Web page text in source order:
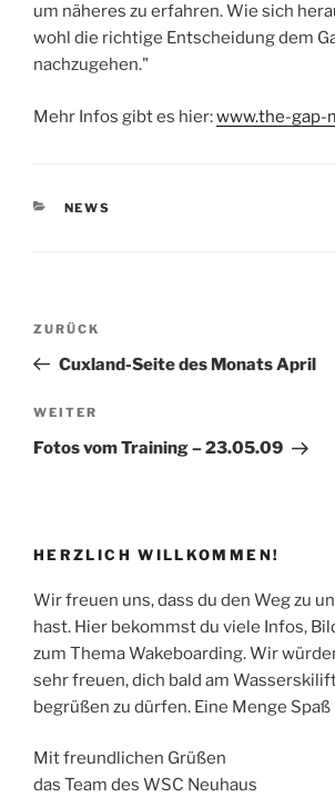
um näheres zu erfahren. Wie sich
wohl die richtige Entscheidung dem
nachzugehen."
Mehr Infos gibt es hier:www.the-gap-
KATEGORIEN
NEWS
Beitragsnavigation
Vorheriger
Beitrag
ZURÜCK
Cuxland-Seite des Monats April
Nächster
Beitrag
WEITER
Fotos vom Training – 23.05.09
HERZLICH WILLKOMMEN!
Wir freuen uns, dass du den Weg zu
hast. Hier bekommst du viele Infos,
zum Thema Wakeboarding. Wir
sehr freuen, dich bald am
begrüßen zu dürfen. Eine Menge
Mit freundlichen Grüßen
das Team des WSC Neuhaus